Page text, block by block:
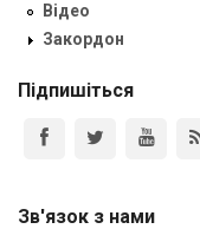
Відео
Закордон
Підпишіться
Зв'язок з нами